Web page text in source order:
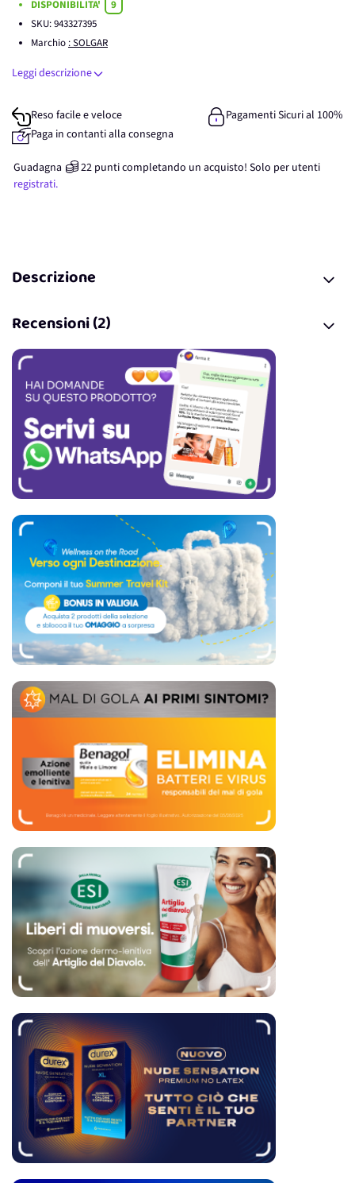
DISPONIBILITA'
9
SKU:943327395
Marchio : SOLGAR
Leggi descrizione
Reso facile e veloce
Pagamenti Sicuri al 100%
Paga in contanti alla consegna
Guadagna 22 punticompletando un acquisto! Solo per utenti
registrati.
Descrizione
Recensioni (2)